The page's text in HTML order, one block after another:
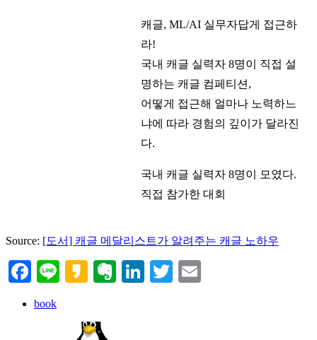
캐글, ML/AI 실무자답게 접근하
라!
국내 캐글 실력자 8명이 직접 설
명하는 캐글 컴페티션,
어떻게 접근해 얼마나 노력하느
냐에 따라 경험의 깊이가 달라진
다.
국내 캐글 실력자 8명이 모였다.
직접 참가한 대회
Source: [도서] 캐글 메달리스트가 알려주는 캐글 노하우
Facebook
LineKakaoEvernote
LinkedIn
Twitter
book